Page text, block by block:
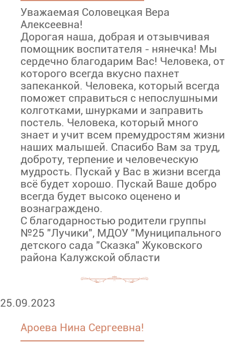
Уважаемая Соловецкая Вера
Алексеевна!
Дорогая наша, добрая и отзывчивая
помощник воспитателя - нянечка! Мы
сердечно благодарим Вас! Человека, от
которого всегда вкусно пахнет
запеканкой. Человека, который всегда
поможет справиться с непослушными
колготками, шнурками и заправить
постель. Человека, который много
знает и учит всем премудростям жизни
наших малышей. Спасибо Вам за труд,
доброту, терпение и человеческую
мудрость. Пускай у Вас в жизни всегда
всё будет хорошо. Пускай Ваше добро
всегда будет высоко оценено и
вознаграждено.
С благодарностью родители группы
№25 "Лучики", МДОУ "Муниципального
детского сада "Сказка" Жуковского
района Калужской области
25.09.2023
Ароева Нина Сергеевна!